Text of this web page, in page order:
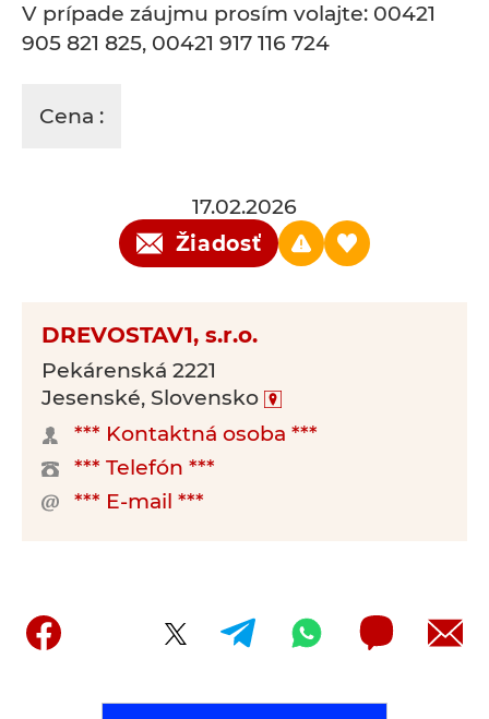
V prípade záujmu prosím volajte: 00421
905 821 825, 00421 917 116 724
Cena :
17.02.2026
Žiadosť
DREVOSTAV1, s.r.o.
Pekárenská 2221
Jesenské, Slovensko
*** Kontaktná osoba ***
*** Telefón ***
*** E-mail ***